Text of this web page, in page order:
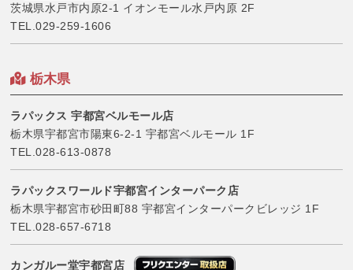
茨城県水戸市内原2-1 イオンモール水戸内原 2F
TEL.029-259-1606
栃木県
ラパックス 宇都宮ベルモール店
栃木県宇都宮市陽東6-2-1 宇都宮ベルモール 1F
TEL.028-613-0878
ラパックスワールド宇都宮インターパーク店
栃木県宇都宮市砂田町88 宇都宮インターパークビレッジ 1F
TEL.028-657-6718
カンガルー堂宇都宮店